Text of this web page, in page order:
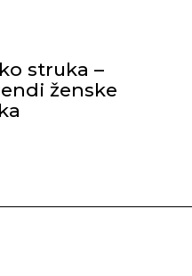
struka –
ženske